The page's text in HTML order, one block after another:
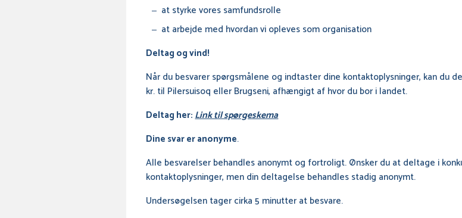
at styrke vores samfundsrolle
at arbejde med hvordan vi opleves som organisation
Deltag og vind!
Når du besvarer spørgsmålene og indtaster dine kontaktoplysninger, kan du
kr. til Pilersuisoq eller Brugseni, afhængigt af hvor du bor i landet.
Deltag her:Link til spørgeskema
Dine svar er anonyme.
Alle besvarelser behandles anonymt og fortroligt. Ønsker du at deltage i
kontaktoplysninger, men din deltagelse behandles stadig anonymt.
Undersøgelsen tager cirka 5 minutter at besvare.